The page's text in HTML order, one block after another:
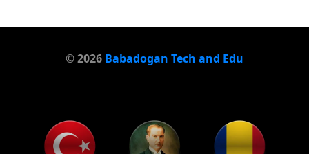
© 2026 Babadogan Tech and Edu